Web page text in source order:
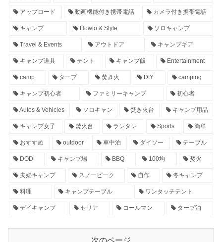
アップロード 動画機能付き携帯電話 カメラ付き携帯電話
キャンプ Howto & Style ソロキャンプ
Travel & Events アウトドア キャンプギア
キャンプ道具 テント キャンプ飯 Entertainment
camp タープ 焚き火 DIY camping
キャンプ初心者 ファミリーキャンプ 初心者
Autos & Vehicles ソロキャン 焚き火台 キャンプ用品
キャンプ女子 焚火台 ランタン Sports 簡単
おすすめ outdoor 車中泊 ダイソー テーブル
DOD キャンプ場 BBQ 100均 焚火
夫婦キャンプ スノーピーク 自作 冬キャンプ
料理 キャンプテーブル ワンタッチテント
デイキャンプ セリア コールマン タープ泊